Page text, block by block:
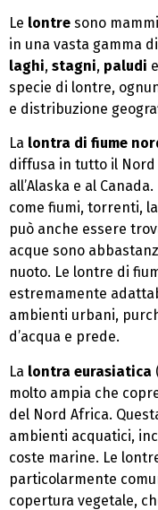
Le lontre sono
in una vasta gamma
laghi, stagni, paludi e
specie di lontre,
e distribuzione
La lontra di fiume
diffusa in tutto il Nord
all’Alaska e al
come fiumi, torrenti,
può anche essere
acque sono
nuoto. Le lontre di
estremamente
ambienti urbani,
d’acqua e prede.
La lontra eurasiatica
molto ampia che
del Nord Africa.
ambienti acquatici,
coste marine. Le
particolarmente
copertura vegetale,